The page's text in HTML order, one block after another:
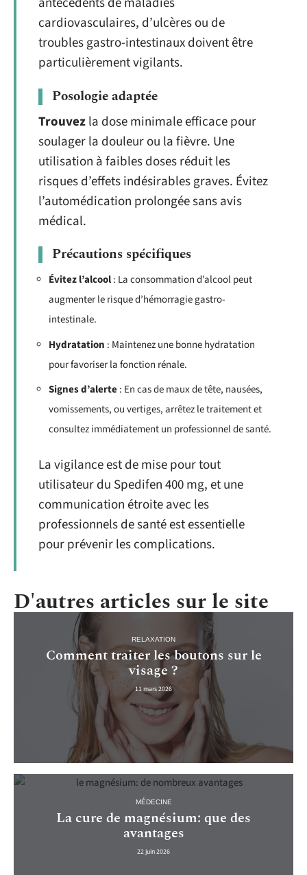
cardiovasculaires, d’ulcères ou de
troubles gastro-intestinaux doivent être
particulièrement vigilants.
Posologie adaptée
Trouvezla dose minimale efficace pour
soulager la douleur ou la fièvre. Une
utilisation à faibles doses réduit les
risques d’effets indésirables graves. Évitez
l’automédication prolongée sans avis
médical.
Précautions spécifiques
Évitez l’alcool: La consommation d’alcool peut
augmenter le risque d’hémorragie gastro-
intestinale.
Hydratation : Maintenez une bonne hydratation
pour favoriser la fonction rénale.
Signes d’alerte: En cas de maux de tête, nausées,
vomissements, ou vertiges, arrêtez le traitement et
consultez immédiatement un professionnel de santé.
La vigilance est de mise pour tout
utilisateur du Spedifen 400 mg, et une
communication étroite avec les
professionnels de santé est essentielle
pour prévenir les complications.
D'autres articles sur le site
RELAXATION
Comment traiter les boutons sur le
visage ?
11 mars 2026
MÉDECINE
La cure de magnésium: que des
avantages
22 juin 2026